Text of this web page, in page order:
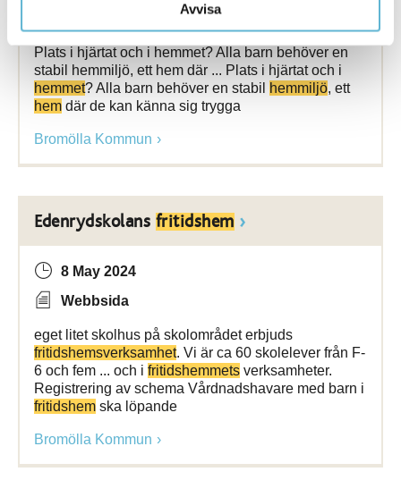
Avvisa
Plats i hjärtat och i hemmet? Alla barn behöver en
stabil hemmiljö, ett hem där ... Plats i hjärtat och i
hemmet? Alla barn behöver en stabil hemmiljö, ett
hem där de kan känna sig trygga
Bromölla Kommun
Edenrydskolans fritidshem
8 May 2024
Webbsida
eget litet skolhus på skolområdet erbjuds
fritidshemsverksamhet. Vi är ca 60 skolelever från F-
6 och fem ... och i fritidshemmets verksamheter.
Registrering av schema Vårdnadshavare med barn i
fritidshem ska löpande
Bromölla Kommun